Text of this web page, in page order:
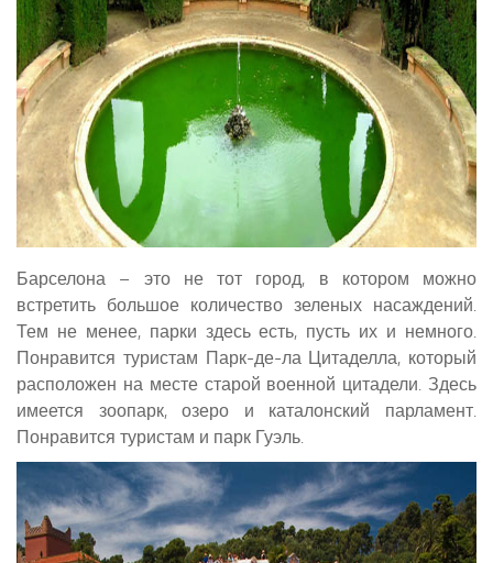
Барселона – это не тот город, в котором можно
встретить большое количество зеленых насаждений.
Тем не менее, парки здесь есть, пусть их и немного.
Понравится туристам Парк-де-ла Цитаделла, который
расположен на месте старой военной цитадели. Здесь
имеется зоопарк, озеро и каталонский парламент.
Понравится туристам и парк Гуэль.